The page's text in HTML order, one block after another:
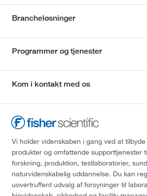
Brancheløsninger
Programmer og tjenester
Kom i kontakt med os
Vi holder videnskaben i gang ved at
produkter og omfattende supporttjenester
forskning, produktion, testlaboratorier,
naturvidenskabelig uddannelse. Du kan
uovertruffent udvalg af forsyninger til